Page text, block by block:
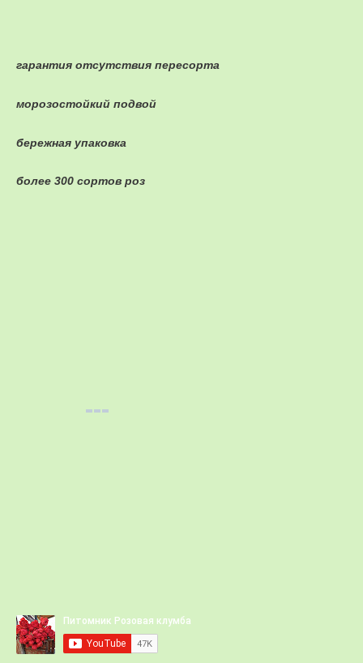
гарантия отсутствия пересорта
морозостойкий подвой
бережная упаковка
более 300 сортов роз